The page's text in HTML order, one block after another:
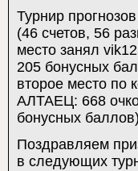
Турнир
(46 счетов, 56
место занял
205 бонусных
второе место по
АЛТАЕЦ: 668
бонусных
Поздравляем
в следующих